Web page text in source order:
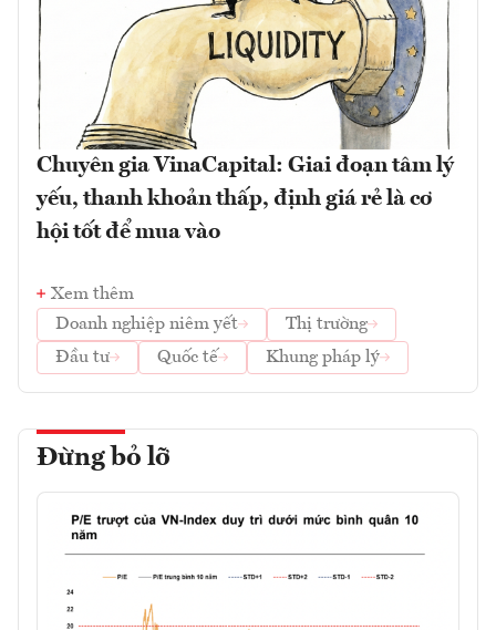
Chuyên gia VinaCapital: Giai đoạn tâm lý
yếu, thanh khoản thấp, định giá rẻ là cơ
hội tốt để mua vào
Xem thêm
Doanh nghiệp niêm yết
Thị trường
Đầu tư
Quốc tế Khung pháp lý
Đừng bỏ lỡ